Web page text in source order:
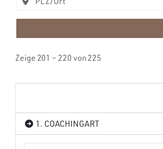
Zeige 201 – 220 von 225
1. COACHINGART